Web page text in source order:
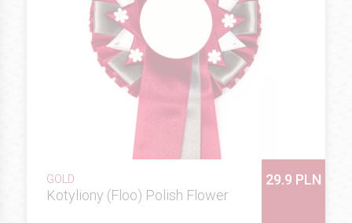
GOLD
Kotyliony (Floo) Polish Flower
29.9 PLN